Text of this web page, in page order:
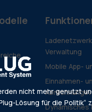
Verwaltung
Mobile App-
Einnahmen-
Dynamisches
nicht mehr genutzt
Lösung für die